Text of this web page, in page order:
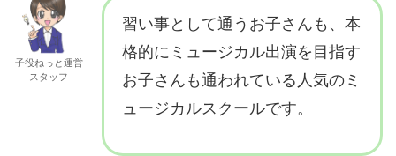
子役ねっと運営
スタッフ
習い事として通うお子さんも、本
格的にミュージカル出演を目指す
お子さんも通われている人気のミ
ュージカルスクールです。